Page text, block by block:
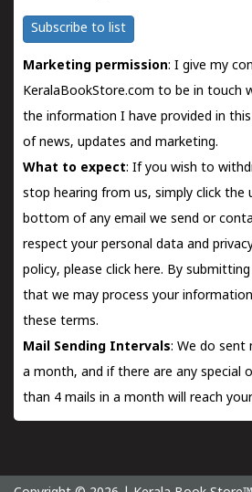
Subscribe to list
Marketing permission: I give my
KeralaBookStore.com to be in touch
the information I have provided in
of news, updates and marketing.
What to expect: If you wish to
stop hearing from us, simply click the
bottom of any email we send or
respect your personal data and
policy, please click here. By
that we may process your
these terms.
Mail Sending Intervals: We do sent
a month, and if there are any special
than 4 mails in a month will reach